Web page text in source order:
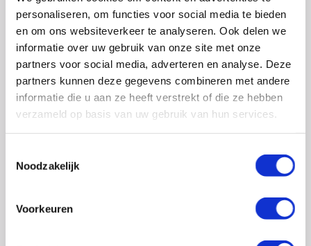
personaliseren, om functies voor social media te bieden
en om ons websiteverkeer te analyseren. Ook delen we
informatie over uw gebruik van onze site met onze
partners voor social media, adverteren en analyse. Deze
partners kunnen deze gegevens combineren met andere
informatie die u aan ze heeft verstrekt of die ze hebben
verzameld op basis van uw gebruik van hun services.
Noodzakelijk
Voorkeuren
0348 – 43 29 20(algemene nummer)
(ma t/m do: van 10.00 tot 14.30 uur)
info@crohn-colitis.nl
0348 – 420 780 (ervaringsdeskundigenlijn)
(ma t/m do: van 10:00 tot 12:30 uur)
ervaringsdeskundigen@crohn-colitis.nl